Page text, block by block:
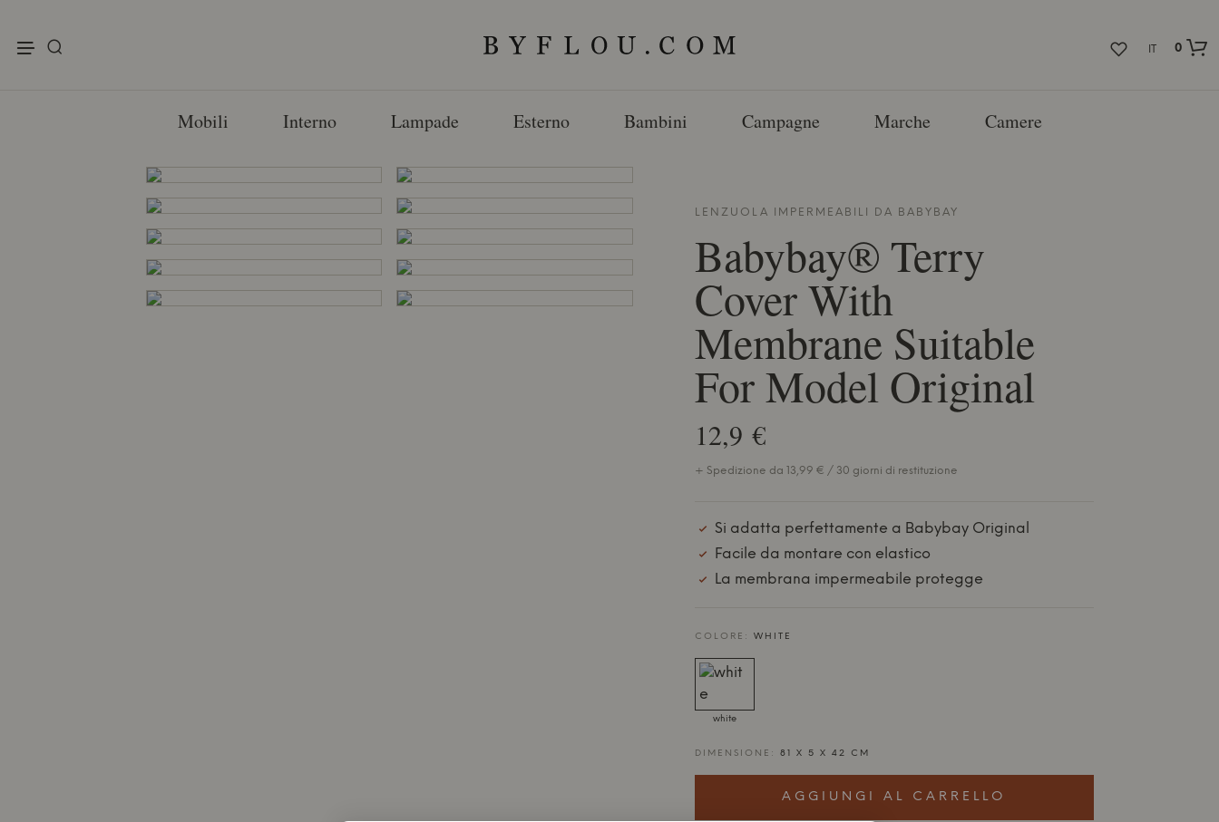
IT
0
Mobili Interno Lampade Esterno Bambini Campagne Marche Camere
LENZUOLA IMPERMEABILI DA BABYBAY
Babybay® Terry
Cover With
Membrane Suitable
For Model Original
12,9 €
+ Spedizione da 13,99 € / 30 giorni di restituzione
Si adatta perfettamente a Babybay Original
Facile da montare con elastico
La membrana impermeabile protegge
COLORE: WHITE
white
DIMENSIONE: 81 X 5 X 42 CM
AGGIUNGI AL CARRELLO